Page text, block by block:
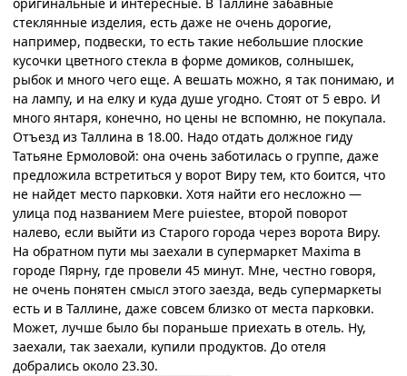
оригинальные и интересные. В Таллине забавные
стеклянные изделия, есть даже не очень дорогие,
например, подвески, то есть такие небольшие плоские
кусочки цветного стекла в форме домиков, солнышек,
рыбок и много чего еще. А вешать можно, я так понимаю, и
на лампу, и на елку и куда душе угодно. Стоят от 5 евро. И
много янтаря, конечно, но цены не вспомню, не покупала.
Отъезд из Таллина в 18.00. Надо отдать должное гиду
Татьяне Ермоловой: она очень заботилась о группе, даже
предложила встретиться у ворот Виру тем, кто боится, что
не найдет место парковки. Хотя найти его несложно —
улица под названием Mere puiestee, второй поворот
налево, если выйти из Старого города через ворота Виру.
На обратном пути мы заехали в супермаркет Maxima в
городе Пярну, где провели 45 минут. Мне, честно говоря,
не очень понятен смысл этого заезда, ведь супермаркеты
есть и в Таллине, даже совсем близко от места парковки.
Может, лучше было бы пораньше приехать в отель. Ну,
заехали, так заехали, купили продуктов. До отеля
добрались около 23.30.